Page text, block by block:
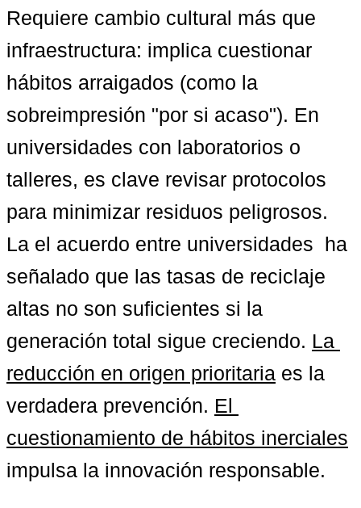
Requiere cambio cultural más que
infraestructura: implica cuestionar
hábitos arraigados (como la
sobreimpresión "por si acaso"). En
universidades con laboratorios o
talleres, es clave revisar protocolos
para minimizar residuos peligrosos.
La el acuerdo entre universidades  ha
señalado que las tasas de reciclaje
altas no son suficientes si la
generación total sigue creciendo. La
reducción en origen prioritaria es la
verdadera prevención. El
cuestionamiento de hábitos inerciales
impulsa la innovación responsable.